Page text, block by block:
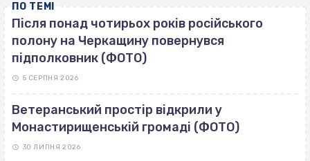
ПО ТЕМІ
Після понад чотирьох років російського
полону на Черкащину повернувся
підполковник (ФОТО)
5 СЕРПНЯ 2026
Ветеранський простір відкрили у
Монастирищенській громаді (ФОТО)
30 ЛИПНЯ 2026